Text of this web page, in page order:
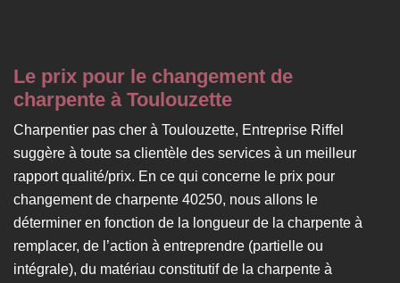
Le prix pour le changement de
charpente à Toulouzette
Charpentier pas cher à Toulouzette, Entreprise Riffel
suggère à toute sa clientèle des services à un meilleur
rapport qualité/prix. En ce qui concerne le prix pour
changement de charpente 40250, nous allons le
déterminer en fonction de la longueur de la charpente à
remplacer, de l’action à entreprendre (partielle ou
intégrale), du matériau constitutif de la charpente à